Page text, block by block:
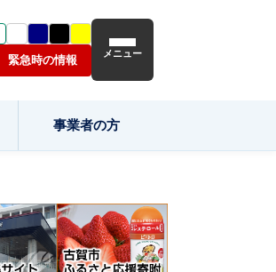
緊急時の情報 メニュー
事業者の方